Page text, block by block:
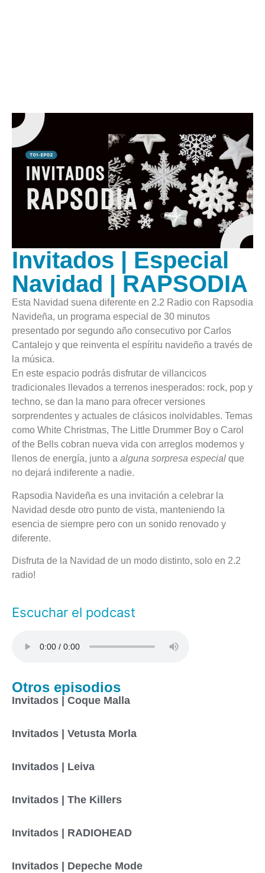
Invitados | Especial
Navidad | RAPSODIA
Esta Navidad suena diferente en 2.2 Radio con Rapsodia
Navideña, un programa especial de 30 minutos
presentado por segundo año consecutivo por Carlos
Cantalejo y que reinventa el espíritu navideño a través de
la música.
En este espacio podrás disfrutar de villancicos
tradicionales llevados a terrenos inesperados: rock, pop y
techno, se dan la mano para ofrecer versiones
sorprendentes y actuales de clásicos inolvidables. Temas
como White Christmas, The Little Drummer Boy o Carol
of the Bells cobran nueva vida con arreglos modernos y
llenos de energía, junto a alguna sorpresa especial que
no dejará indiferente a nadie.
Rapsodia Navideña es una invitación a celebrar la
Navidad desde otro punto de vista, manteniendo la
esencia de siempre pero con un sonido renovado y
diferente.
Disfruta de la Navidad de un modo distinto, solo en 2.2
radio!
Escuchar el podcast
Otros episodios
Invitados | Coque Malla
Invitados | Vetusta Morla
Invitados | Leiva
Invitados | The Killers
Invitados | RADIOHEAD
Invitados | Depeche Mode